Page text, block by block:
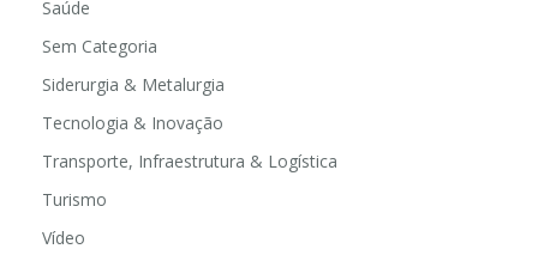
Saúde
Sem Categoria
Siderurgia & Metalurgia
Tecnologia & Inovação
Transporte, Infraestrutura & Logística
Turismo
Vídeo